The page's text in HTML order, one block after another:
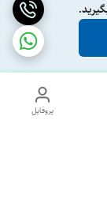
پروفایل